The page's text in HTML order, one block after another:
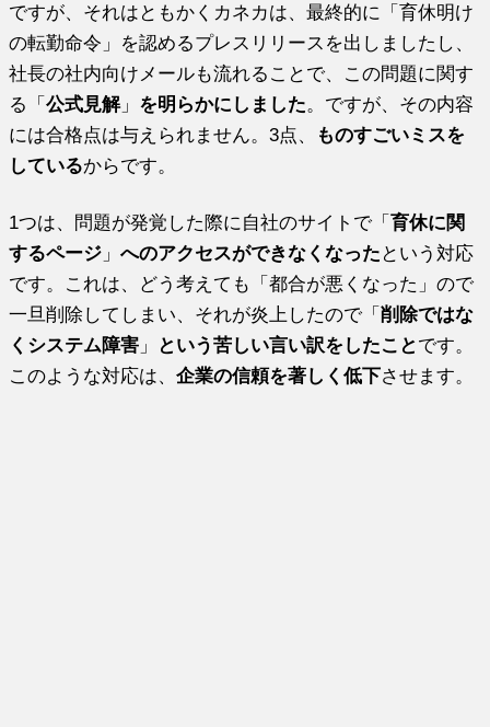
ですが、それはともかくカネカは、最終的に「育休明け
の転勤命令」を認めるプレスリリースを出しましたし、
社長の社内向けメールも流れることで、この問題に関す
る「公式見解」 を明らかにしました。ですが、その内容
には合格点は与えられません。3点、
ものすごいミスを
しているからです。
1つは、問題が発覚した際に自社のサイトで「育休に関
するページ 」へのアクセスができなくなった という対応
です。これは、どう考えても「都合が悪くなった」ので
一旦削除してしまい、それが炎上したので「削除ではな
くシステム障害 」 という苦しい言い訳をしたことです。
このような対応は、企業の信頼を著しく低下させます。